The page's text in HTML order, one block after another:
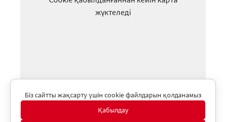
жүктеледі
Біз сайтты жақсарту үшін cookie файлдарын қолданамыз
Қабылдау